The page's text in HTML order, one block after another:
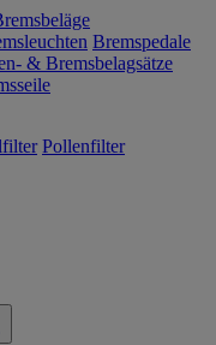
Bremspedale
& Bremsbelagsätze
Pollenfilter